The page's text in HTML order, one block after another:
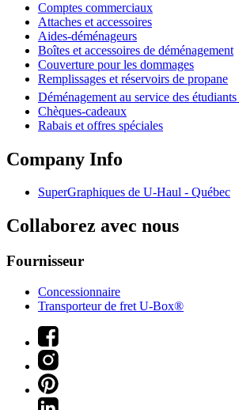
Comptes commerciaux
Attaches et accessoires
Aides-déménageurs
Boîtes et accessoires de déménagement
Couverture pour les dommages
Remplissages et réservoirs de propane
Déménagement au service des
Chèques-cadeaux
Rabais et offres spéciales
Company Info
SuperGraphiques de U-Haul - Québec
Collaborez avec nous
Fournisseur
Concessionnaire
Transporteur de fret U-Box®